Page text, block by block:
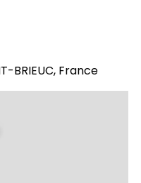
BRIEUC, France